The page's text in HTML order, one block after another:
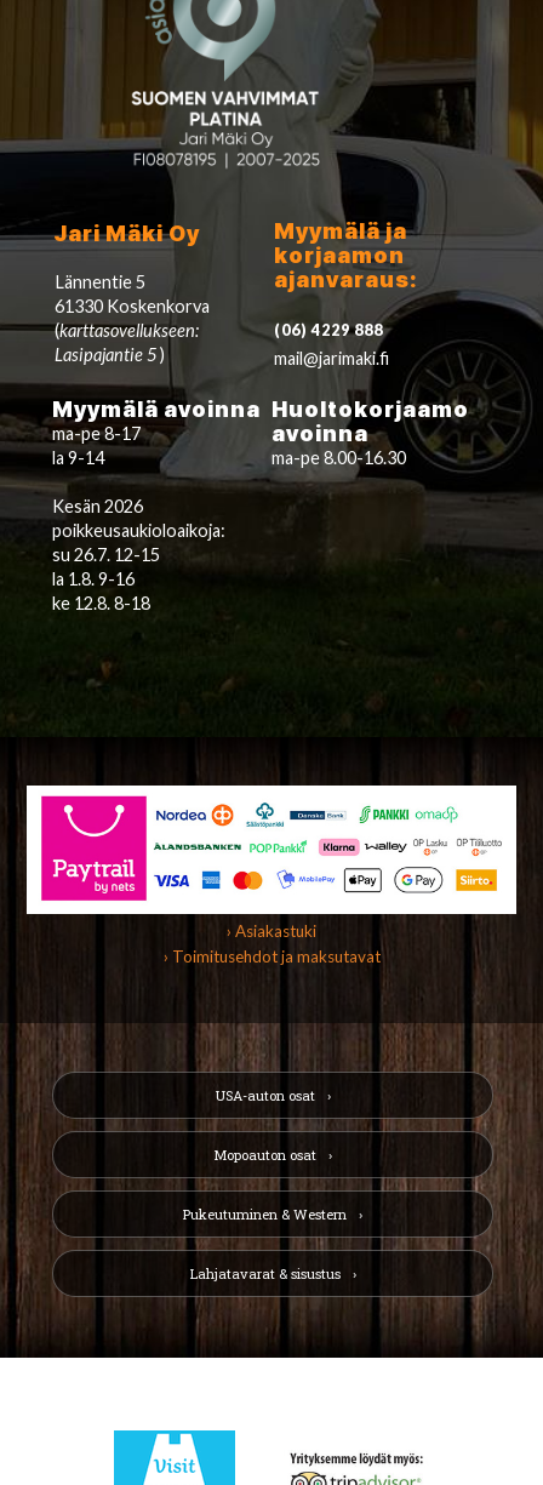
Jari Mäki Oy
Lännentie 5
61330 Koskenkorva
(karttasovellukseen:
Lasipajantie 5)
Myymälä ja
korjaamon
ajanvaraus:
(06) 4229 888
mail@jarimaki.fi
Myymälä avoinna
ma-pe 8-17
la 9-14
Kesän 2026
poikkeusaukioloaikoja:
su 26.7. 12-15
la 1.8. 9-16
ke 12.8. 8-18
Huoltokorjaamo
avoinna
ma-pe 8.00-16.30
› Asiakastuki
› Toimitusehdot ja maksutavat
USA-auton osat
Mopoauton osat
Pukeutuminen & Western
Lahjatavarat & sisustus